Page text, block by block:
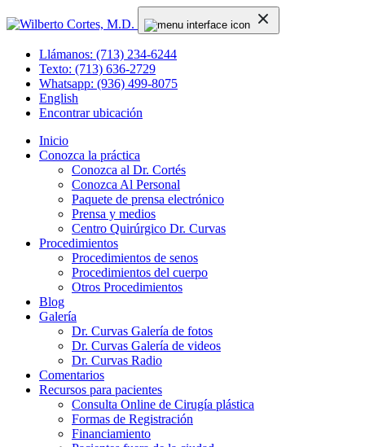
Llámanos: (713) 234-6244
Texto: (713) 636-2729
Whatsapp: (936) 499-8075
English
Encontrar ubicación
Inicio
Conozca la práctica
Conozca al Dr. Cortés
Conozca Al Personal
Paquete de prensa electrónico
Prensa y medios
Centro Quirúrgico Dr. Curvas
Procedimientos
Procedimientos de senos
Procedimientos del cuerpo
Otros Procedimientos
Blog
Galería
Dr. Curvas Galería de fotos
Dr. Curvas Galería de videos
Dr. Curvas Radio
Comentarios
Recursos para pacientes
Consulta Online de Cirugía plástica
Formas de Registración
Financiamiento